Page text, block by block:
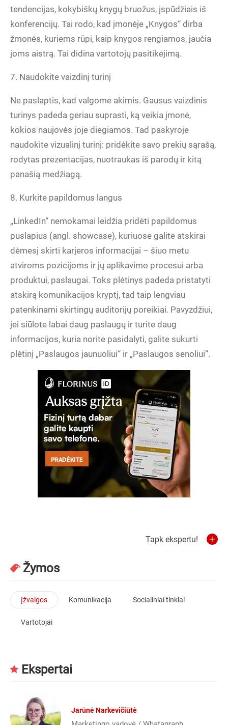
tendencijas, kokybiškų knygų bruožus, įspūdžiais iš
konferencijų. Tai rodo, kad įmonėje „Knygos“ dirba
žmonės, kuriems rūpi, kaip knygos rengiamos, jaučia
joms aistrą. Tai didina vartotojų pasitikėjimą.
7. Naudokite vaizdinį turinį
Ne paslaptis, kad valgome akimis. Gausus vaizdinis
turinys padeda geriau suprasti, ką veikia įmonė,
kokios naujovės joje diegiamos. Tad paskyroje
naudokite vizualinį turinį: pridėkite savo prekių sąrašą,
rodytas prezentacijas, nuotraukas iš parodų ir kitą
panašią medžiagą.
8. Kurkite papildomus langus
„LinkedIn“ nemokamai leidžia pridėti papildomus
puslapius (angl. showcase), kuriuose galite atskirai
dėmesį skirti karjeros informacijai – šiuo metu
atviroms pozicijoms ir jų aplikavimo procesui arba
produktui, paslaugai. Toks plėtinys padeda pristatyti
atskirą komunikacijos kryptį, tad taip lengviau
patenkinami skirtingų auditorijų poreikiai. Pavyzdžiui,
jei siūlote labai daug paslaugų ir turite daug
informacijos, kuria norite pasidalyti, galite sukurti
plėtinį „Paslaugos jaunuoliui“ ir „Paslaugos senoliui“.
Tapk ekspertu!
Žymos
Įžvalgos Komunikacija Socialiniai tinklai
Vartotojai
Ekspertai
Jarūnė Narkevičiūtė